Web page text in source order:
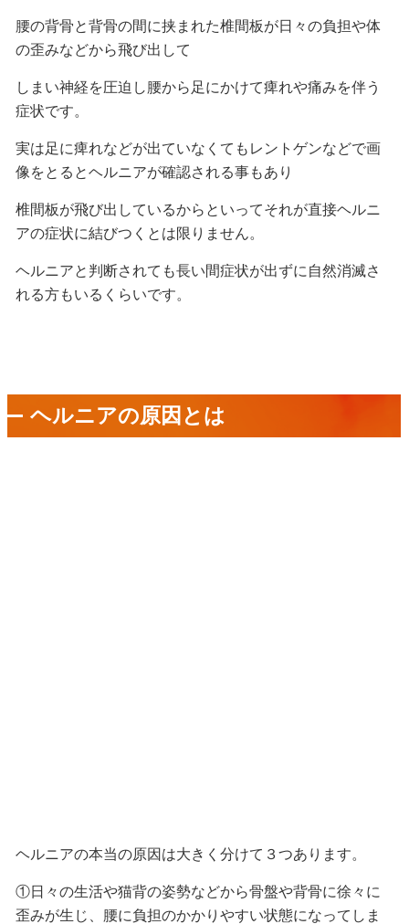
腰の背骨と背骨の間に挟まれた椎間板が日々の負担や体
の歪みなどから飛び出して
しまい神経を圧迫し腰から足にかけて痺れや痛みを伴う
症状です。
実は足に痺れなどが出ていなくてもレントゲンなどで画
像をとるとヘルニアが確認される事もあり
椎間板が飛び出しているからといってそれが直接ヘルニ
アの症状に結びつくとは限りません。
ヘルニアと判断されても長い間症状が出ずに自然消滅さ
れる方もいるくらいです。
ヘルニアの原因とは
ヘルニアの本当の原因は大きく分けて３つあります。
①日々の生活や猫背の姿勢などから骨盤や背骨に徐々に
歪みが生じ、腰に負担のかかりやすい状態になってしま